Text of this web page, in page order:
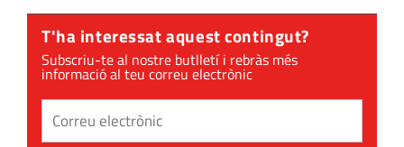
T'ha interessat aquest contingut?
Subscriu-te al nostre butlletí i rebràs més
informació al teu correu electrònic